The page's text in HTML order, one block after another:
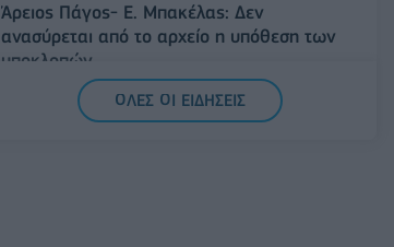
Άρειος Πάγος- Ε. Μπακέλας: Δεν
ανασύρεται από το αρχείο η υπόθεση των
υποκλοπών
07/08/2026 - 14:11 ΕΛΛΑΔΑ
ΟΛΕΣ ΟΙ ΕΙΔΗΣΕΙΣ